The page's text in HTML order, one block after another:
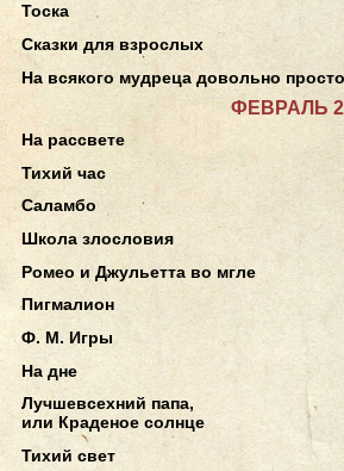
Тоска
Сказки для взрослых
На всякого мудреца довольно
ФЕВРАЛЬ
На рассвете
Тихий час
Саламбо
Школа злословия
Ромео и Джульетта во мгле
Пигмалион
Ф. М. Игры
На дне
Лучшевсехний папа,
или Краденое солнце
Тихий свет